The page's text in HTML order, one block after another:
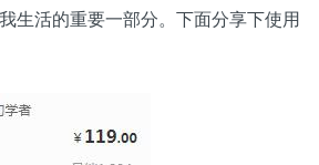
生活的重要一部分。下面分享下使用